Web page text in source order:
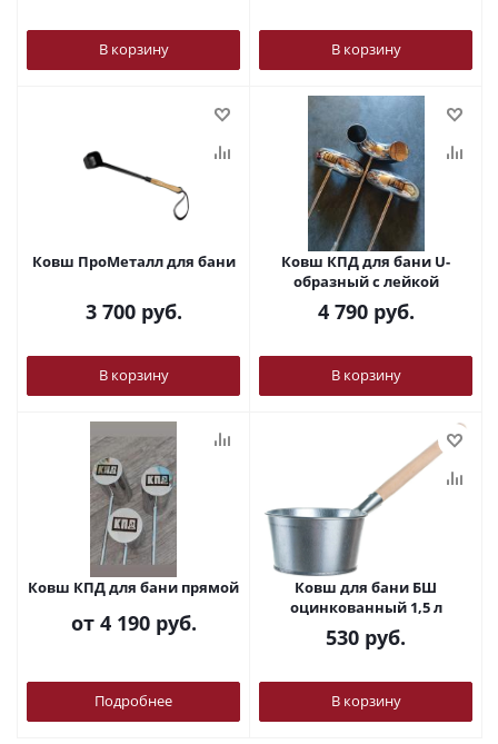
В корзину В корзину
Ковш ПроМеталл для бани
3 700руб.
В корзину
Ковш КПД для бани U-
образный с лейкой
4 790руб.
В корзину
Ковш КПД для бани прямой
от 4 190 руб.
Подробнее
Ковш для бани БШ
оцинкованный 1,5 л
530 руб.
В корзину